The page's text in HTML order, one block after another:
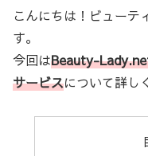
こんにちは！ビューテ
す。
今回はBeauty-
サービスについて詳し